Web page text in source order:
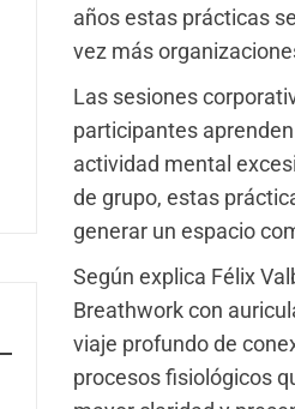
años estas prácticas
vez más
Las sesiones
participantes
actividad mental
de grupo, estas
generar un espacio
Según explica Félix
Breathwork con
viaje profundo de
procesos fisiológicos